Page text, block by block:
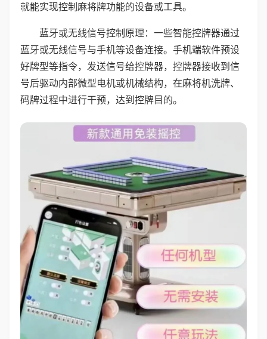
就能实现控制麻将牌功能的设备或工具。
蓝牙或无线信号控制原理：一些智能控牌器通过
蓝牙或无线信号与手机等设备连接。手机端软件预设
好牌型等指令，发送信号给控牌器，控牌器接收到信
号后驱动内部微型电机或机械结构，在麻将机洗牌、
码牌过程中进行干预，达到控牌目的。